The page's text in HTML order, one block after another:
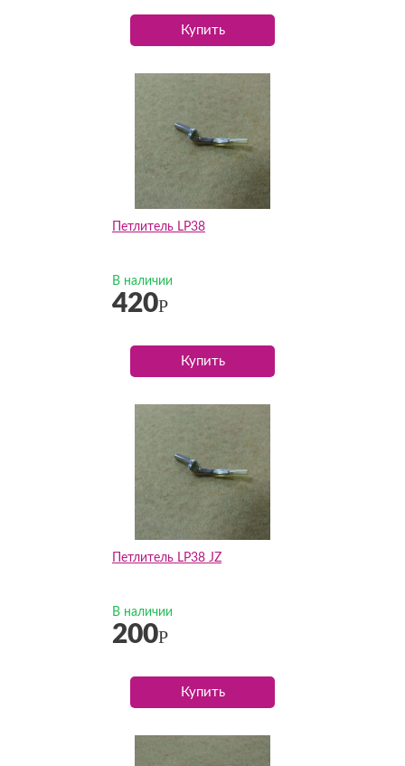
Купить
Петлитель LP38
В наличии
420Р
Купить
Петлитель LP38 JZ
В наличии
200Р
Купить